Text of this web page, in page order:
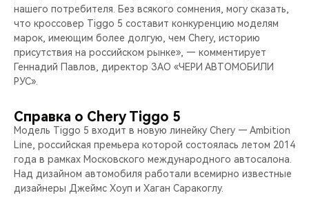
нашего потребителя. Без всякого сомнения, могу сказать,
что кроссовер Tiggo 5 составит конкуренцию моделям
марок, имеющим более долгую, чем Chery, историю
присутствия на российском рынке», — комментирует
Геннадий Павлов, директор ЗАО «ЧЕРИ АВТОМОБИЛИ
РУС».
Справка о Chery Tiggo 5
Модель Tiggo 5 входит в новую линейку Chery — Ambition
Line, российская премьера которой состоялась летом 2014
года в рамках Московского международного автосалона.
Над дизайном автомобиля работали всемирно известные
дизайнеры Джеймс Хоуп и Хаган Саракоглу.